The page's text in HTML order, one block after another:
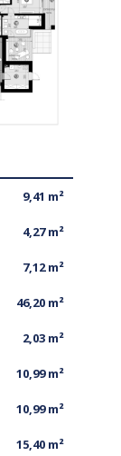
9,41 m²
4,27 m²
7,12 m²
46,20 m²
2,03 m²
10,99 m²
10,99 m²
15,40 m²